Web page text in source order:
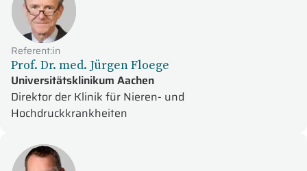
Referent:in
Prof. Dr. med. Jürgen Floege
Universitätsklinikum Aachen
Direktor der Klinik für Nieren- und
Hochdruckkrankheiten